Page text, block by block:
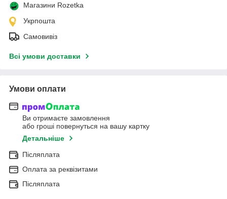
Магазини Rozetka
Укрпошта
Самовивіз
Всі умови доставки
Умови оплати
Ви отримаєте замовлення
або гроші повернуться на вашу картку
Детальніше
Післяплата
Оплата за реквізитами
Післяплата